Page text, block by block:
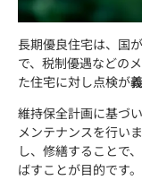
長期優良住宅は、国
で、税制優遇などの
た住宅に対し点検が
維持保全計画に基づ
メンテナンスを行い
し、修繕することで
ばすことが目的です。